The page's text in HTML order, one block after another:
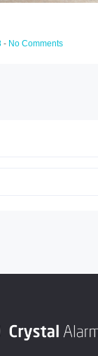
- No Comments